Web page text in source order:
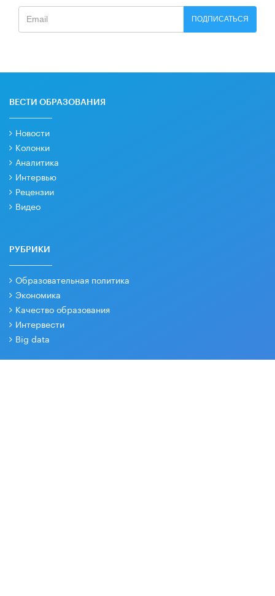
ПОДПИСАТЬСЯ
ВЕСТИ ОБРАЗОВАНИЯ
Новости
Колонки
Аналитика
Интервью
Рецензии
Видео
РУБРИКИ
Образовательная политика
Экономика
Качество образования
Интервести
Big data